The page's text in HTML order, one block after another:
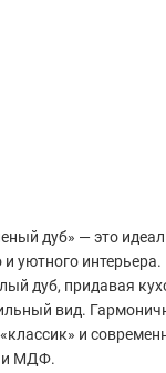
дуб» — это
и уютного
дуб, придавая
вид.
и
и МДФ.